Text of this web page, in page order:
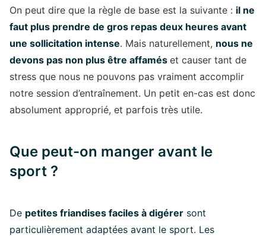
On peut dire que la règle de base est la suivante : il ne
faut plus prendre de gros repas deux heures avant
une sollicitation intense. Mais naturellement, nous ne
devons pas non plus être affamés et causer tant de
stress que nous ne pouvons pas vraiment accomplir
notre session d’entraînement. Un petit en-cas est donc
absolument approprié, et parfois très utile.
Que peut-on manger avant le
sport ?
De petites friandises faciles à digérer sont
particulièrement adaptées avant le sport. Les